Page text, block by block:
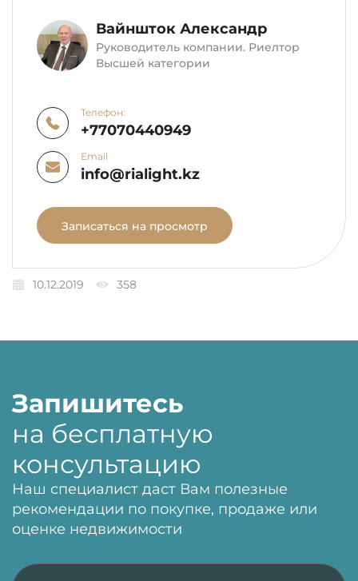
Вайншток Александр
Руководитель компании. Риелтор
Высшей категории
Телефон:
+77070440949
Email
info@rialight.kz
Записаться на просмотр
10.12.2019 358
Запишитесь
на бесплатную
консультацию
Наш специалист даст Вам полезные
рекомендации по покупке, продаже или
оценке недвижимости